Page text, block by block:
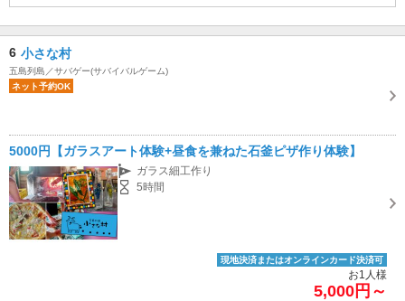
6 小さな村
五島列島／サバゲー(サバイバルゲーム)
ネット予約OK
5000円【ガラスアート体験+昼食を兼ねた石釜ピザ作り体験】
ガラス細工作り
5時間
現地決済またはオンラインカード決済可
お1人様
5,000円～